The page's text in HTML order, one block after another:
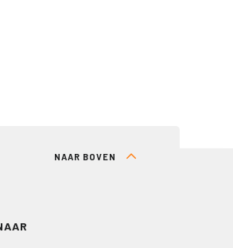
NAAR BOVEN